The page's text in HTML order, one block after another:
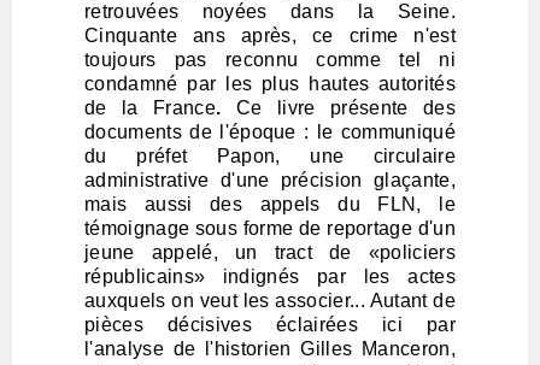
retrouvées noyées dans la Seine.
Cinquante ans après, ce crime n'est
toujours pas reconnu comme tel ni
condamné par les plus hautes autorités
de la France.
Ce livre présente des
documents de l'époque : le communiqué
du préfet Papon, une circulaire
administrative d'une précision glaçante,
mais aussi des appels du FLN, le
témoignage sous forme de reportage d'un
jeune appelé, un tract de «policiers
républicains» indignés par les actes
auxquels on veut les associer... Autant de
pièces décisives éclairées ici par
l'analyse de l'historien Gilles Manceron,